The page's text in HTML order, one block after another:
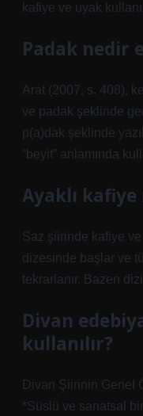
kafiye ve uyak
Padak nedir
Arat (2007, s. 408),
ve padak şeklinde
p(a)dak şeklinde
“beyit” anlamında
Ayaklı kafiye
Saz şiirinde kafiye
dizesinde başlar ve
tekrarlanır. Bazen
Divan
kullanılır?
Divan Şiirinin Genel
*Süslü ve sanatsal